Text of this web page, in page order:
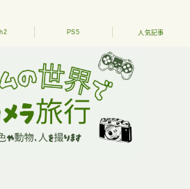
PS5 人気記事